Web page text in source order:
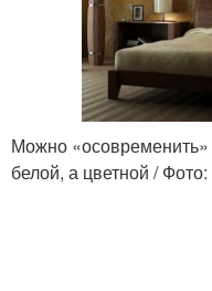
Можно «осовременить»
белой, а цветной /